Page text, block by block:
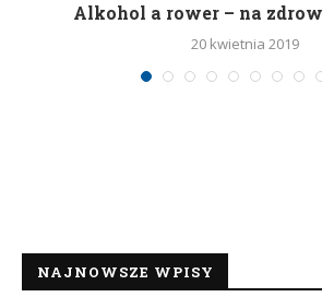
Alkohol a rower – na
20 kwietnia 2019
NAJNOWSZE WPISY